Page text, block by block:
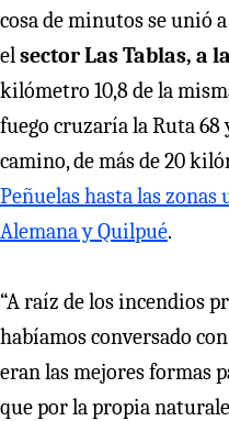
cosa de minutos se unió
elsector Las Tablas, a
kilómetro 10,8 de la
fuego cruzaría la Ruta
camino, de más de 20
Peñuelas hasta las
Alemana y Quilpué.
“A raíz de los incendios
habíamos conversado
eran las mejores formas
que por la propia